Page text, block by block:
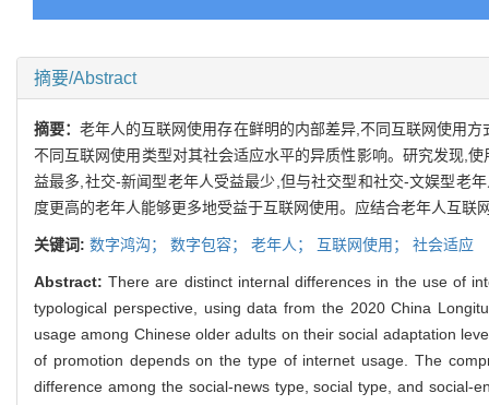
摘要/Abstract
摘要：老年人的互联网使用存在鲜明的内部差异,不同互联网使用
不同互联网使用类型对其社会适应水平的异质性影响。研究发现,
益最多,社交-新闻型老年人受益最少,但与社交型和社交-文娱型老
度更高的老年人能够更多地受益于互联网使用。应结合老年人互
关键词: 数字鸿沟； 数字包容； 老年人； 互联网使用； 社会适应
Abstract:There are distinct internal differences in the use of
typological perspective, using data from the 2020 China
usage among Chinese older adults on their social adaptation
of promotion depends on the type of internet usage. The
difference among the social-news type, social type, and social-